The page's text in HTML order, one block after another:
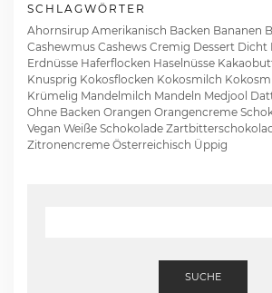
SCHLAGWÖRTER
Ahornsirup Amerikanisch Backen Bananen
Cashewmus Cashews Cremig Dessert Dicht
Erdnüsse Haferflocken Haselnüsse
Knusprig Kokosflocken Kokosmilch
Krümelig Mandelmilch Mandeln Medjool
Ohne Backen Orangen Orangencreme
Vegan Weiße Schokolade
Zitronencreme Österreichisch Üppig
SUCHE